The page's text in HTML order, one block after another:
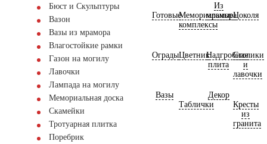
Бюст и Скульптуры
Вазон
Вазы из мрамора
Влагостойкие рамки
Газон на могилу
Лавочки
Лампада на могилу
Мемориальная доска
Скамейки
Тротуарная плитка
Поребрик
ГотовыеМемориальные
комплексы
Из
мрамораЦоколя
ОградыЦветникНадгробная
плита
Столики
и
лавочки
Вазы
Таблички
Декор
Кресты
из
гранита